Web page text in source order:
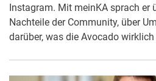
Instagram. Mit meinKA sprach er
Nachteile der Community, über
darüber, was die Avocado